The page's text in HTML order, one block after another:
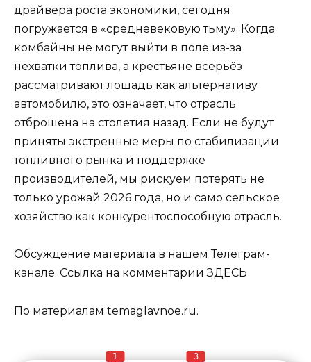
драйвера роста экономики, сегодня
погружается в «средневековую тьму». Когда
комбайны не могут выйти в поле из-за
нехватки топлива, а крестьяне всерьёз
рассматривают лошадь как альтернативу
автомобилю, это означает, что отрасль
отброшена на столетия назад. Если не будут
приняты экстренные меры по стабилизации
топливного рынка и поддержке
производителей, мы рискуем потерять не
только урожай 2026 года, но и само сельское
хозяйство как конкурентоспособную отрасль.
Обсуждение материала в нашем Телеграм-
канале. Ссылка на комментарии ЗДЕСЬ
По материалам temaglavnoe.ru.
1 3